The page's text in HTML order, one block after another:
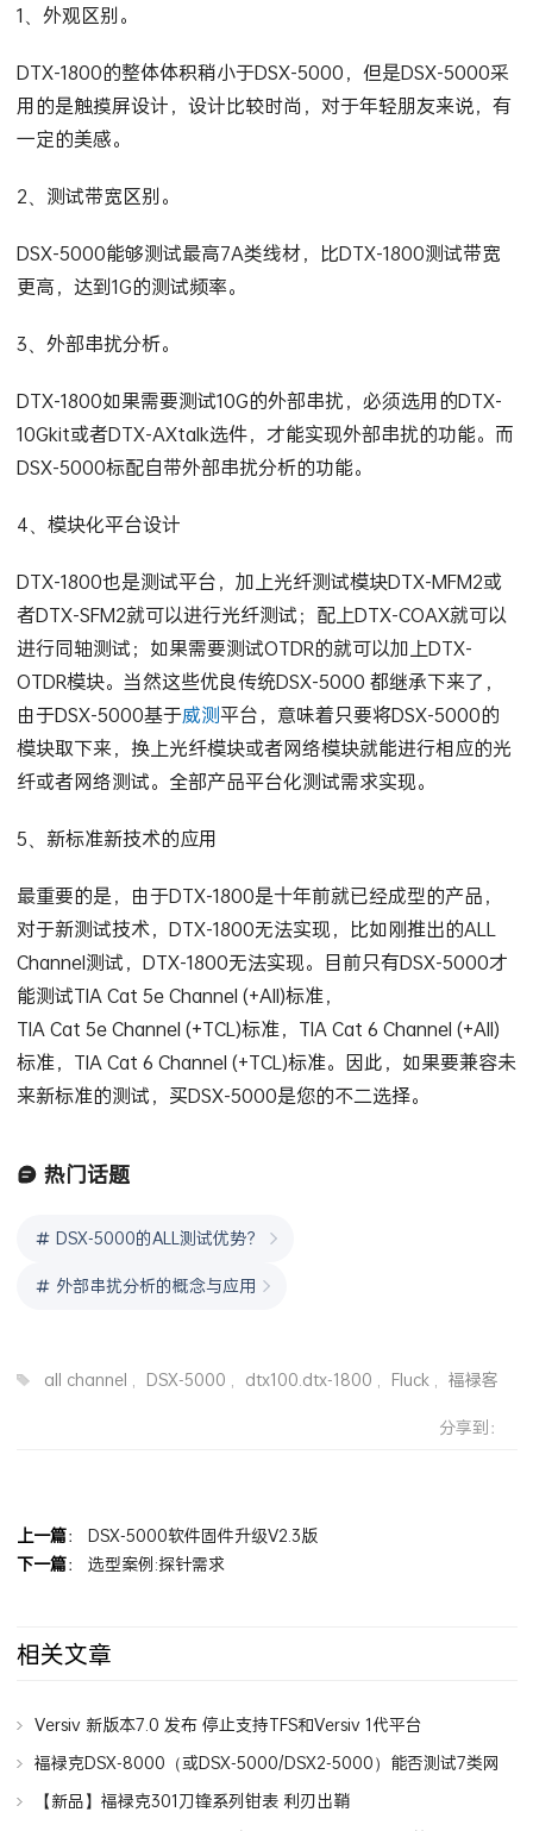
1、外观区别。
DTX-1800的整体体积稍小于DSX-5000，但是DSX-5000采
用的是触摸屏设计，设计比较时尚，对于年轻朋友来说，有
一定的美感。
2、测试带宽区别。
DSX-5000能够测试最高7A类线材，比DTX-1800测试带宽
更高，达到1G的测试频率。
3、外部串扰分析。
DTX-1800如果需要测试10G的外部串扰，必须选用的DTX-
10Gkit或者DTX-AXtalk选件，才能实现外部串扰的功能。而
DSX-5000标配自带外部串扰分析的功能。
4、模块化平台设计
DTX-1800也是测试平台，加上光纤测试模块DTX-MFM2或
者DTX-SFM2就可以进行光纤测试；配上DTX-COAX就可以
进行同轴测试；如果需要测试OTDR的就可以加上DTX-
OTDR模块。当然这些优良传统DSX-5000 都继承下来了，
由于DSX-5000基于威测平台，意味着只要将DSX-5000的
模块取下来，换上光纤模块或者网络模块就能进行相应的光
纤或者网络测试。全部产品平台化测试需求实现。
5、新标准新技术的应用
最重要的是，由于DTX-1800是十年前就已经成型的产品，
对于新测试技术，DTX-1800无法实现，比如刚推出的ALL
Channel测试，DTX-1800无法实现。目前只有DSX-5000才
能测试TIA Cat 5e Channel (+All)标准，
TIA Cat 5e Channel (+TCL)标准，TIA Cat 6 Channel (+All)
标准，TIA Cat 6 Channel (+TCL)标准。因此，如果要兼容未
来新标准的测试，买DSX-5000是您的不二选择。
热门话题
DSX-5000的ALL测试优势？
外部串扰分析的概念与应用
all channel , DSX-5000 , dtx100.dtx-1800 , Fluck, 福禄客
分享到：
上一篇： DSX-5000软件固件升级V2.3版
下一篇： 选型案例:探针需求
相关文章
Versiv 新版本7.0 发布 停止支持TFS和Versiv 1代平台
福禄克DSX-8000（或DSX-5000/DSX2-5000）能否测试7类网
线7A类网线？
【新品】福禄克301刀锋系列钳表 利刃出鞘